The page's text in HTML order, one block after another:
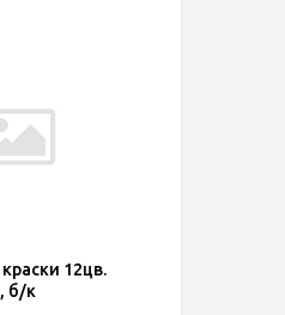
12цв.
б/к